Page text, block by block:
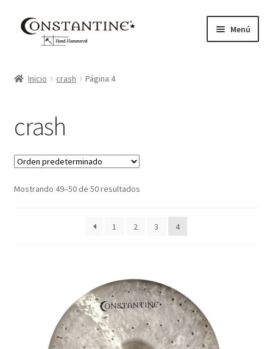
Menú
Cart
Checkout
My account
Inicio crash Página 4
crash
Mostrando 49–50 de 50 resultados
1 2 3 4